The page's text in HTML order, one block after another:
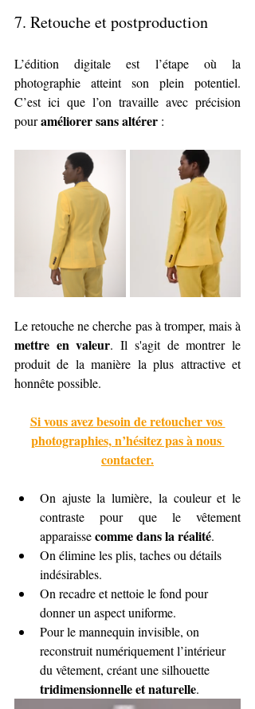
7. Retouche et postproduction
L’édition digitale est l’étape où la
photographie atteint son plein potentiel.
C’est ici que l’on travaille avec précision
pour améliorer sans altérer :
mettre en valeur. Il s'agit de montrer le
produit de la manière la plus attractive et
honnête possible.
Si vous avez besoin de retoucher vos
photographies, n’hésitez pas à nous
contacter.
On ajuste la lumière, la couleur et le
contraste pour que le vêtement
apparaisse comme dans la réalité.
On élimine les plis, taches ou détails
indésirables.
On recadre et nettoie le fond pour
donner un aspect uniforme.
Pour le mannequin invisible, on
reconstruit numériquement l’intérieur
du vêtement, créant une silhouette
tridimensionnelle et naturelle.